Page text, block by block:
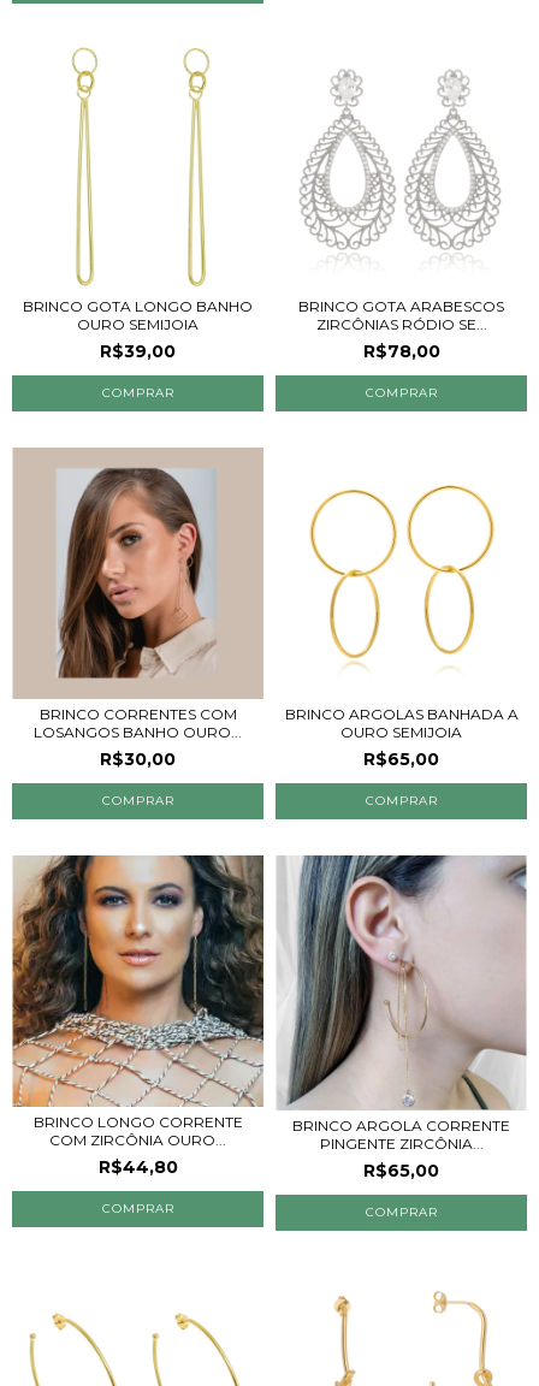
BRINCO GOTA LONGO BANHO
OURO SEMIJOIA
R$39,00
BRINCO GOTA ARABESCOS
ZIRCÔNIAS RÓDIO SE...
R$78,00
BRINCO CORRENTES COM
LOSANGOS BANHO OURO...
R$30,00
BRINCO ARGOLAS BANHADA A
OURO SEMIJOIA
R$65,00
BRINCO LONGO CORRENTE
COM ZIRCÔNIA OURO...
R$44,80
BRINCO ARGOLA CORRENTE
PINGENTE ZIRCÔNIA...
R$65,00